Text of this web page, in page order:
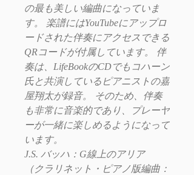
の最も美しい編曲になっていま
す。 楽譜にはYouTubeにアップロ
ードされた伴奏にアクセスできる
QRコードが付属しています。 伴
奏は、LifeBookのCDでもコハーン
氏と共演しているピアニストの嘉
屋翔太が録音。 そのため、伴奏
も非常に音楽的であり、プレーヤ
ーが一緒に楽しめるようになって
います。
J.S. バッハ：G線上のアリア
（クラリネット・ピアノ版編曲：